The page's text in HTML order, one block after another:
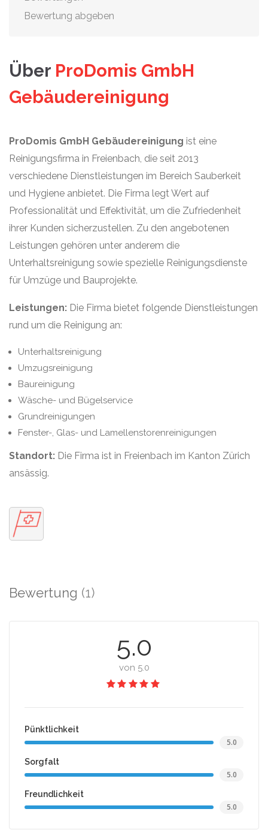
Bewertung abgeben
Über ProDomis GmbH
Gebäudereinigung
ProDomis GmbH Gebäudereinigung ist eine
Reinigungsfirma in Freienbach, die seit 2013
verschiedene Dienstleistungen im Bereich Sauberkeit
und Hygiene anbietet. Die Firma legt Wert auf
Professionalität und Effektivität, um die Zufriedenheit
ihrer Kunden sicherzustellen. Zu den angebotenen
Leistungen gehören unter anderem die
Unterhaltsreinigung sowie spezielle Reinigungsdienste
für Umzüge und Bauprojekte.
Leistungen: Die Firma bietet folgende Dienstleistungen
rund um die Reinigung an:
Unterhaltsreinigung
Umzugsreinigung
Baureinigung
Wäsche- und Bügelservice
Grundreinigungen
Fenster-, Glas- und Lamellenstorenreinigungen
Standort: Die Firma ist in Freienbach im Kanton Zürich
ansässig.
Bewertung (1)
5.0
von 5.0
Pünktlichkeit
5.0
Sorgfalt
5.0
Freundlichkeit
5.0